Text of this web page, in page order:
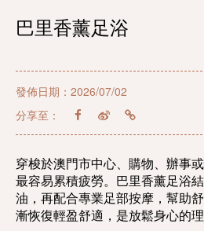
巴里香薰足浴
發佈日期：2026/07/02
分享至：
穿梭於澳門市中心、購物、辦事
最容易累積疲勞。巴里香薰足浴
油，再配合專業足部按摩，幫助
漸恢復輕盈舒適，是放鬆身心的理